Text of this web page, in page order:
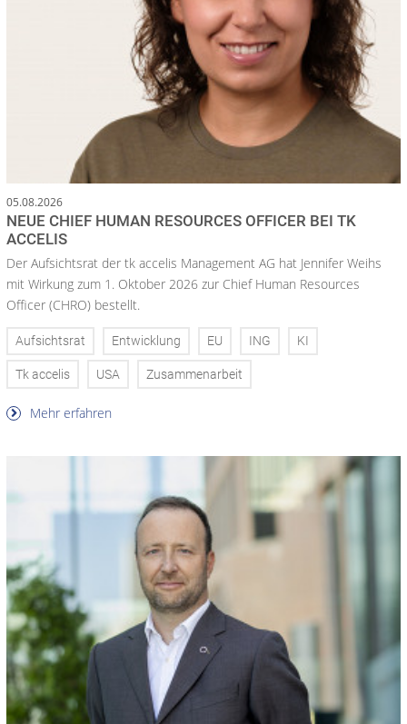
05.08.2026
NEUE CHIEF HUMAN RESOURCES OFFICER BEI TK
ACCELIS
Der Aufsichtsrat der tk accelis Management AG hat Jennifer Weihs
mit Wirkung zum 1. Oktober 2026 zur Chief Human Resources
Officer (CHRO) bestellt.
Aufsichtsrat Entwicklung EU ING KI
Tk accelis USA Zusammenarbeit
Mehr erfahren